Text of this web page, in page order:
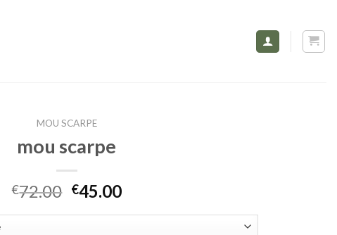
MOU SCARPE
mou scarpe
€72.00 €45.00